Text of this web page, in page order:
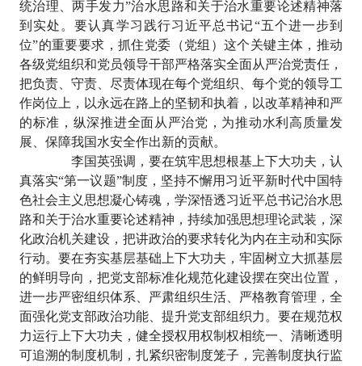
统治理、两手发力”治水思路和关于治水重要论述精神落
到实处。要认真学习践行习近平总书记“五个进一步到
位”的重要要求，抓住党委（党组）这个关键主体，推动
各级党组织和党员领导干部严格落实全面从严治党责任，
把负责、守责、尽责体现在每个党组织、每个党的领导工
作岗位上，以永远在路上的坚韧和执着，以改革精神和严
的标准，纵深推进全面从严治党，为推动水利高质量发
展、保障我国水安全作出新的贡献。
李国英强调，要在筑牢思想根基上下大功夫，认
真落实“第一议题”制度，坚持不懈用习近平新时代中国特
色社会主义思想凝心铸魂，学深悟透习近平总书记治水思
路和关于治水重要论述精神，持续加强思想理论武装，深
化政治机关建设，把讲政治的要求转化为内在主动和实际
行动。要在夯实基层基础上下大功夫，牢固树立大抓基层
的鲜明导向，把党支部标准化规范化建设摆在突出位置，
进一步严密组织体系、严肃组织生活、严格教育管理，全
面强化党支部政治功能、提升党支部组织力。要在规范权
力运行上下大功夫，健全授权用权制权相统一、清晰透明
可追溯的制度机制，扎紧织密制度笼子，完善制度执行监